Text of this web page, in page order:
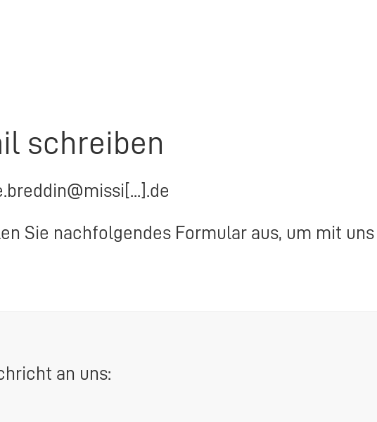
schreiben
Sie nachfolgendes Formular aus, um mit
an uns: